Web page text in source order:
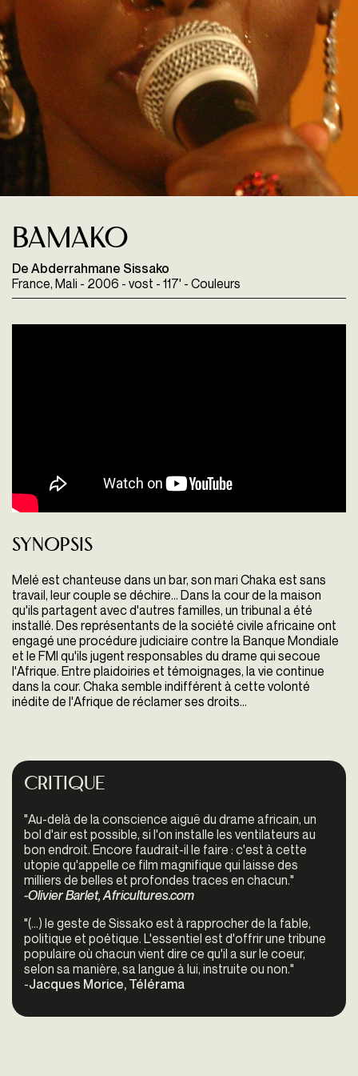
Bamako
De Abderrahmane Sissako
France, Mali - 2006 - vost - 117' - Couleurs
Synopsis
Melé est chanteuse dans un bar, son mari Chaka est sans
travail, leur couple se déchire… Dans la cour de la maison
qu'ils partagent avec d'autres familles, un tribunal a été
installé. Des représentants de la société civile africaine ont
engagé une procédure judiciaire contre la Banque Mondiale
et le FMI qu'ils jugent responsables du drame qui secoue
l'Afrique. Entre plaidoiries et témoignages, la vie continue
dans la cour. Chaka semble indifférent à cette volonté
inédite de l'Afrique de réclamer ses droits...
Critique
"Au-delà de la conscience aiguë du drame africain, un
bol d'air est possible, si l'on installe les ventilateurs au
bon endroit. Encore faudrait-il le faire : c'est à cette
utopie qu'appelle ce film magnifique qui laisse des
milliers de belles et profondes traces en chacun."
-Olivier Barlet, Africultures.com
"(...) le geste de Sissako est à rapprocher de la fable,
politique et poétique. L'essentiel est d'offrir une tribune
populaire où chacun vient dire ce qu'il a sur le coeur,
selon sa manière, sa langue à lui, instruite ou non."
-Jacques Morice, Télérama